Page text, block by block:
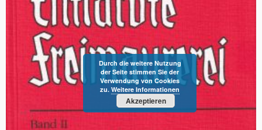
Durch die weitere Nutzung
der Seite stimmen Sie der
Verwendung von Cookies
zu. Weitere Informationen
Akzeptieren